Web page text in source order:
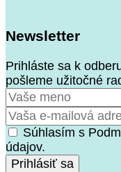
Newsletter
Prihláste sa k
pošleme užitočné
Súhlasím s
údajov.